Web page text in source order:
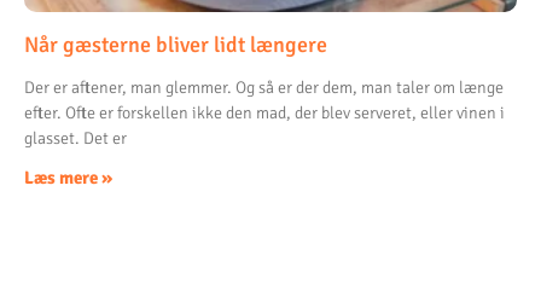
Når gæsterne bliver lidt længere
Der er aftener, man glemmer. Og så er der dem, man taler om længe
efter. Ofte er forskellen ikke den mad, der blev serveret, eller vinen i
glasset. Det er
Læs mere »